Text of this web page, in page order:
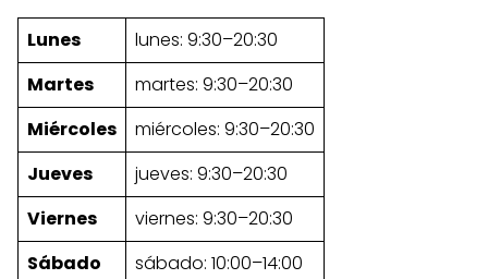
Lunes
lunes: 9:30–20:30
Martes
martes: 9:30–20:30
Miércoles
miércoles: 9:30–20:30
Jueves
jueves: 9:30–20:30
Viernes
viernes: 9:30–20:30
Sábado
sábado: 10:00–14:00